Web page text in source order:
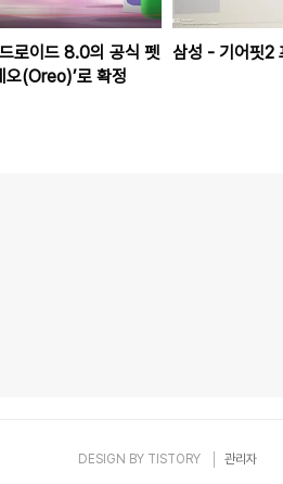
로이드 8.0의 공식 펫
오(Oreo)’로 확정
삼성 - 기어핏2
DESIGN BY TISTORY 관리자